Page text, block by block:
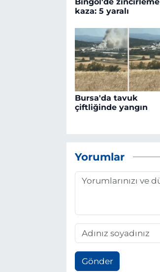
kaza: 5 yaralı
Bursa'da tavuk
çiftliğinde yangın
Yorumlar
Gönder